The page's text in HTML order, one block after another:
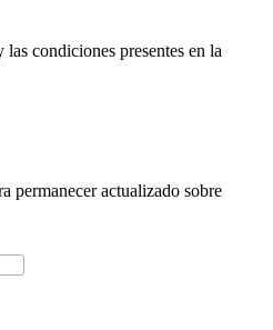
condiciones presentes en la
permanecer actualizado sobre